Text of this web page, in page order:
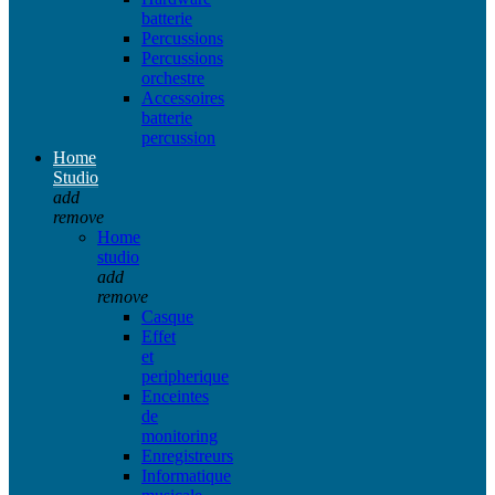
batterie
Percussions
Percussions
orchestre
Accessoires
batterie
percussion
Home
Studio
add
remove
Home
studio
add
remove
Casque
Effet
et
peripherique
Enceintes
de
monitoring
Enregistreurs
Informatique